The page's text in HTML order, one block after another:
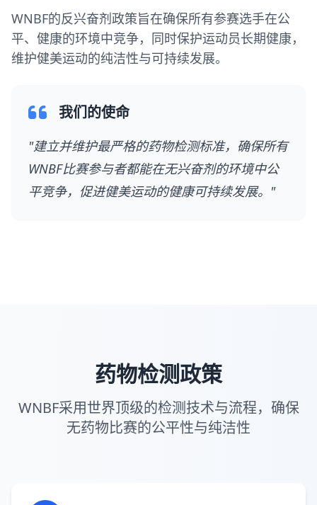
WNBF的反兴奋剂政策旨在确保所有参赛选手在公
平、健康的环境中竞争，同时保护运动员长期健康，
维护健美运动的纯洁性与可持续发展。
我们的使命
"建立并维护最严格的药物检测标准，确保所有
WNBF比赛参与者都能在无兴奋剂的环境中公
平竞争，促进健美运动的健康可持续发展。"
药物检测政策
WNBF采用世界顶级的检测技术与流程，确保
无药物比赛的公平性与纯洁性